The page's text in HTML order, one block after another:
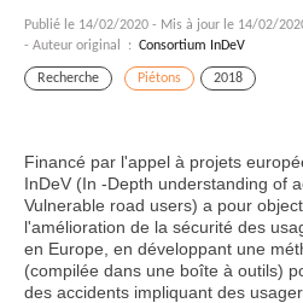
Publié le 14/02/2020 - Mis à jour le 14/02/
- Auteur original : Consortium InDeV
Recherche Piétons 2018
Financé par l'appel à projets
InDeV (In -Depth understanding of
Vulnerable road users) a pour
l'amélioration de la sécurité des
en Europe, en développant une
(compilée dans une boîte à outils)
des accidents impliquant des